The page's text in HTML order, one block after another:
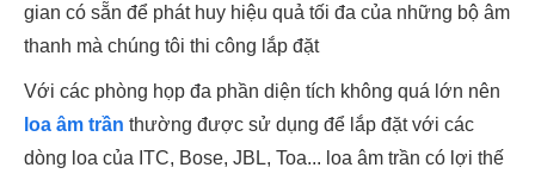
gian có sẵn để phát huy hiệu quả tối đa của những bộ âm
thanh mà chúng tôi thi công lắp đặt
Với các phòng họp đa phần diện tích không quá lớn nên
loa âm trần thường được sử dụng để lắp đặt với các
dòng loa của ITC, Bose, JBL, Toa... loa âm trần có lợi thế